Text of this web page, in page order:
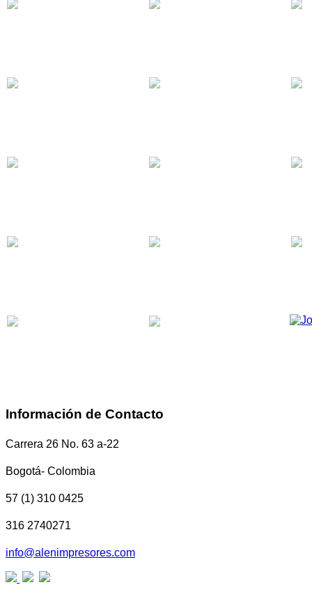
Información de Contacto
Carrera 26 No. 63 a-22
Bogotá- Colombia
57 (1) 310 0425
316 2740271
info@alenimpresores.com